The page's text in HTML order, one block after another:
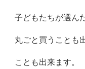
子どもたちが選ん
丸ごと買うことも
ことも出来ます。